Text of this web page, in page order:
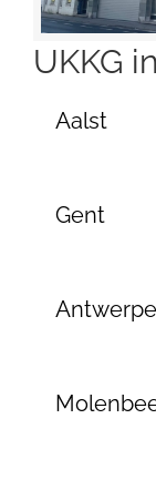
UKKG
Aalst
Gent